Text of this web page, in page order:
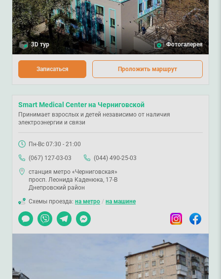
3D тур Фотогалерея
Записаться Проложить маршрут
Smart Medical Center на Черниговской
Принимает взрослых и детей независимо от наличия
электроэнергии и связи
Пн-Вс 07:30 - 21:00
(067) 127-03-03
(044) 490-25-03
станция метро «Черниговская»
просп. Леонида Каденюка, 17-В
Днепровский район
Схемы проезда: на метро / на машине
Чат
Viber TelegramMessenger InstagramFacebook